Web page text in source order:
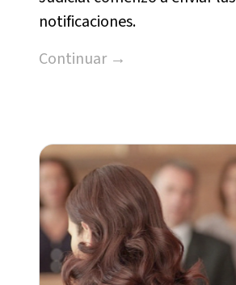
notificaciones.
Continuar →